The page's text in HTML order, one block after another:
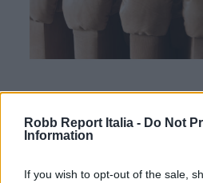
Robb Report Italia - Do Not
Information
If you wish to opt-out of the sale,
Italia